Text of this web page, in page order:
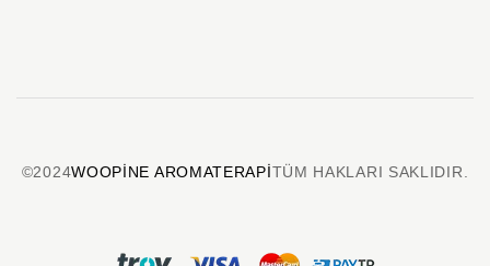
©2024WOOPINE AROMATERAPITÜM HAKLARI SAKLIDIR.